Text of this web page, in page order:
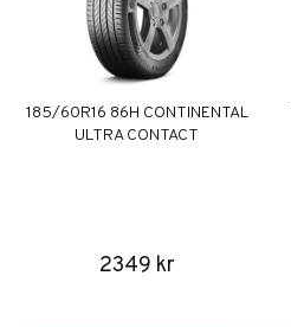
185/60R16 86H CONTINENTAL
ULTRA CONTACT
2349 kr